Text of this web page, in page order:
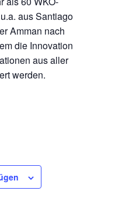
aus Santiago
Amman nach
die Innovation
aus aller
werden.